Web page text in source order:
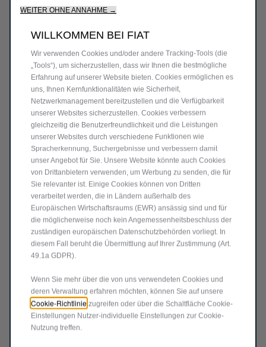
Code 50927853
FAHRZEUGABDECKUNG FÜR
INNEN FÜR TIPO 5-TÜRER
Produkt nicht vorrätig
236,09€
Price
is
236,09
€
- +
Quantity
updated
to:
1
In den Warenkorb
Code 50291308
OUTDOOR FAHRZEUGHÜLLE
WEITER OHNE ANNAHME →
WILLKOMMEN BEI FIAT
Wir verwenden Cookies und/oder andere Tracking-Tools (die
„Tools“), um sicherzustellen, dass wir Ihnen die bestmögliche
Erfahrung auf unserer Website bieten. Cookies ermöglichen es
uns, Ihnen Kernfunktionalitäten wie Sicherheit,
Netzwerkmanagement bereitzustellen und die Verfügbarkeit
unserer Websites sicherzustellen. Cookies verbessern
gleichzeitig die Benutzerfreundlichkeit und die Leistungen
unserer Websites durch verschiedene Funktionen wie
Spracherkennung, Suchergebnisse und verbessern damit
unser Angebot für Sie. Unsere Website könnte auch Cookies
von Drittanbietern verwenden, um Werbung zu senden, die für
Sie relevanter ist. Einige Cookies können von Dritten
verarbeitet werden, die in Ländern außerhalb des
Europäischen Wirtschaftsraums (EWR) ansässig sind und für
die möglicherweise noch kein Angemessenheitsbeschluss der
zuständigen europäischen Datenschutzbehörden vorliegt. In
diesem Fall beruht die Übermittlung auf Ihrer Zustimmung (Art.
49.1a GDPR).
Wenn Sie mehr über die von uns verwendeten Cookies und
deren Verwaltung erfahren möchten, können Sie auf unsere
Cookie-Richtlinie zugreifen oder über die Schaltfläche Cookie-
Einstellungen Nutzer-individuelle Einstellungen zur Cookie-
Nutzung treffen.